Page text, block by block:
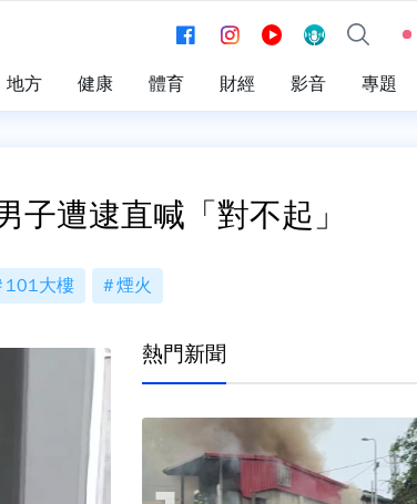
地方 健康 體育 財經 影音 專題
遭逮直喊「對不起」
101大樓 煙火
熱門新聞